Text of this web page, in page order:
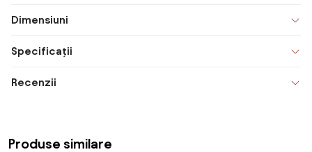
Dimensiuni
Specificații
Recenzii
Produse similare